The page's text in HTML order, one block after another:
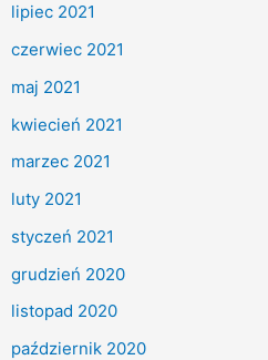
lipiec 2021
czerwiec 2021
maj 2021
kwiecień 2021
marzec 2021
luty 2021
styczeń 2021
grudzień 2020
listopad 2020
październik 2020